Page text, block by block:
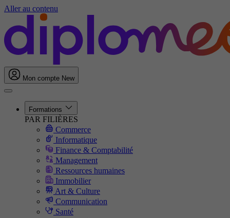
Aller au contenu
Mon compte New
Formations
PAR FILIÈRES
Commerce
Informatique
Finance & Comptabilité
Management
Ressources humaines
Immobilier
Art & Culture
Communication
Santé